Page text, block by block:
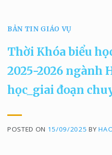
BẢN TIN GIÁO VỤ
Thời Khóa biểu
2025-2026 ngành
học_giai đoạn
POSTED ON 15/09/2025 BY